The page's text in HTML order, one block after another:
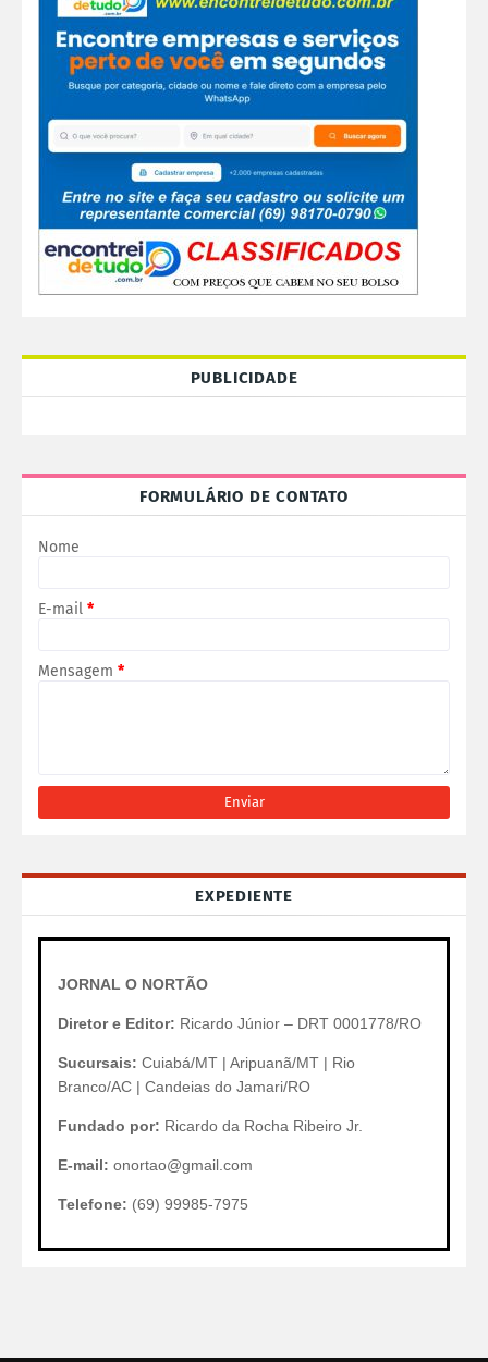
PUBLICIDADE
FORMULÁRIO DE CONTATO
Nome
E-mail *
Mensagem *
EXPEDIENTE
JORNAL O NORTÃO
Diretor e Editor: Ricardo Júnior – DRT 0001778/RO
Sucursais: Cuiabá/MT | Aripuanã/MT | Rio
Branco/AC | Candeias do Jamari/RO
Fundado por: Ricardo da Rocha Ribeiro Jr.
E-mail: onortao@gmail.com
Telefone: (69) 99985-7975